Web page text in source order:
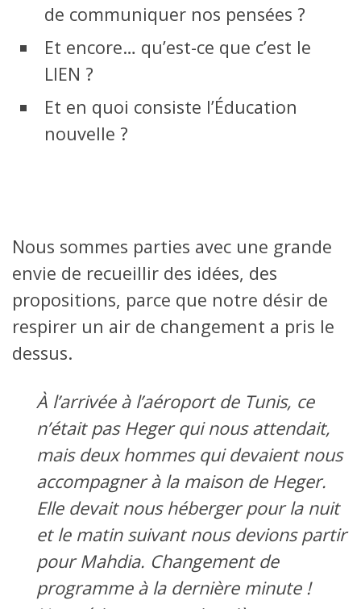
de communiquer nos pensées ?
Et encore… qu’est-ce que c’est le
LIEN ?
Et en quoi consiste l’Éducation
nouvelle ?
Nous sommes parties avec une grande
envie de recueillir des idées, des
propositions, parce que notre désir de
respirer un air de changement a pris le
dessus.
À l’arrivée à l’aéroport de Tunis, ce
n’était pas Heger qui nous attendait,
mais deux hommes qui devaient nous
accompagner à la maison de Heger.
Elle devait nous héberger pour la nuit
et le matin suivant nous devions partir
pour Mahdia. Changement de
programme à la dernière minute !